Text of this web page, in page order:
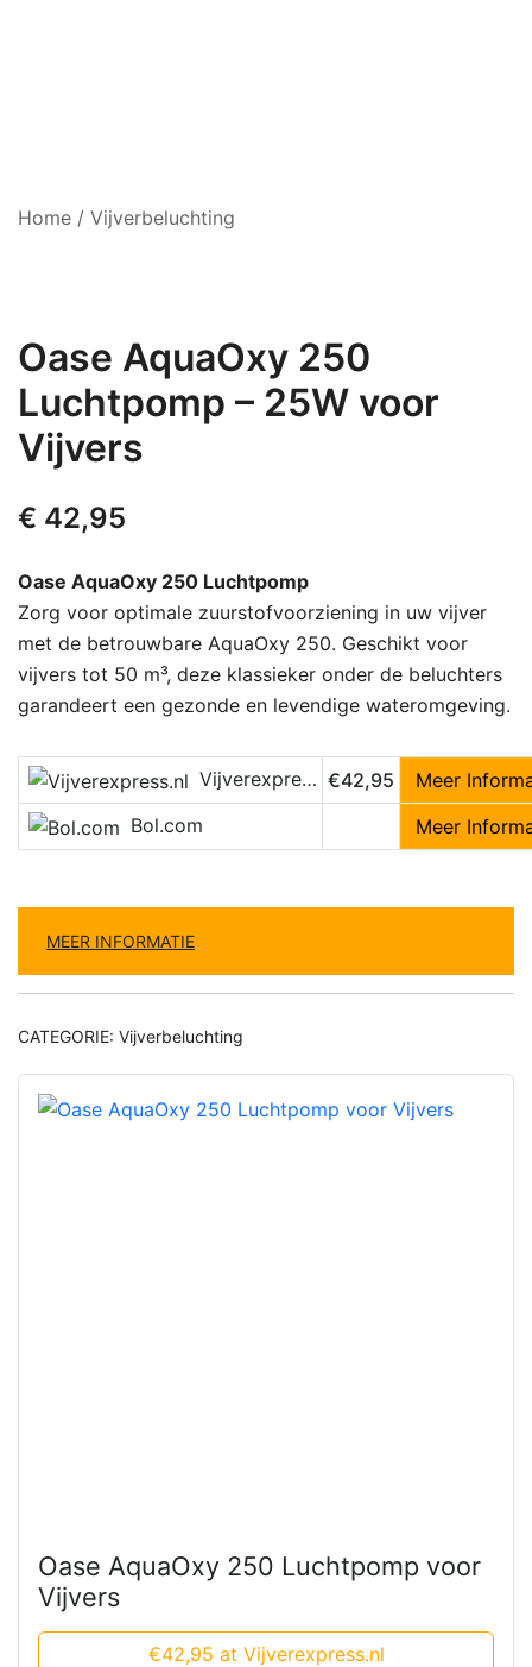
Home / Vijverbeluchting
Oase AquaOxy 250
Luchtpomp – 25W voor
Vijvers
€ 42,95
Oase AquaOxy 250 Luchtpomp
Zorg voor optimale zuurstofvoorziening in uw vijver
met de betrouwbare AquaOxy 250. Geschikt voor
vijvers tot 50 m³, deze klassieker onder de beluchters
garandeert een gezonde en levendige wateromgeving.
Vijverexpress.nl €42,95
Meer
Bol.com
Meer
MEER INFORMATIE
CATEGORIE: Vijverbeluchting
Oase AquaOxy 250 Luchtpomp voor
Vijvers
€42,95 at Vijverexpress.nl